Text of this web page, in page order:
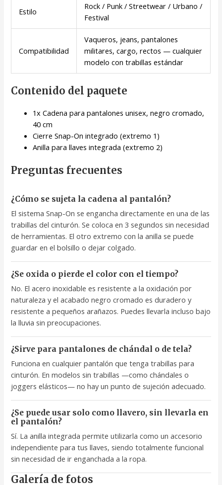
Estilo
Rock / Punk / Streetwear / Urbano /
Festival
Compatibilidad
Vaqueros, jeans, pantalones
militares, cargo, rectos — cualquier
modelo con trabillas estándar
Contenido del paquete
1x Cadena para pantalones unisex, negro cromado,
40 cm
Cierre Snap-On integrado (extremo 1)
Anilla para llaves integrada (extremo 2)
Preguntas frecuentes
¿Cómo se sujeta la cadena al pantalón?
El sistema Snap-On se engancha directamente en una de las
trabillas del cinturón. Se coloca en 3 segundos sin necesidad
de herramientas. El otro extremo con la anilla se puede
guardar en el bolsillo o dejar colgado.
¿Se oxida o pierde el color con el tiempo?
No. El acero inoxidable es resistente a la oxidación por
naturaleza y el acabado negro cromado es duradero y
resistente a pequeños arañazos. Puedes llevarla incluso bajo
la lluvia sin preocupaciones.
¿Sirve para pantalones de chándal o de tela?
Funciona en cualquier pantalón que tenga trabillas para
cinturón. En modelos sin trabillas —como chándales o
joggers elásticos— no hay un punto de sujeción adecuado.
¿Se puede usar solo como llavero, sin llevarla en
el pantalón?
Sí. La anilla integrada permite utilizarla como un accesorio
independiente para tus llaves, siendo totalmente funcional
sin necesidad de ir enganchada a la ropa.
Galería de fotos